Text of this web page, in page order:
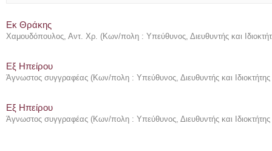
Εκ Θράκης
Χαμουδόπουλος, Αντ. Χρ. (Κων/πολη : Υπεύθυνος, Διευθυντής και
Εξ Ηπείρου
Άγνωστος συγγραφέας (Κων/πολη : Υπεύθυνος, Διευθυντής και
Εξ Ηπείρου
Άγνωστος συγγραφέας (Κων/πολη : Υπεύθυνος, Διευθυντής και